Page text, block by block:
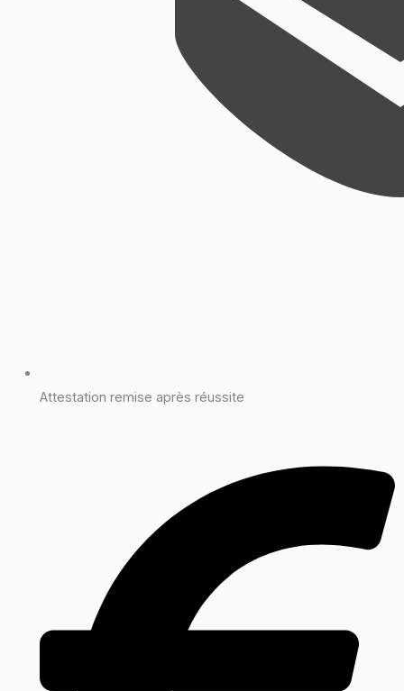
Attestation remise après réussite